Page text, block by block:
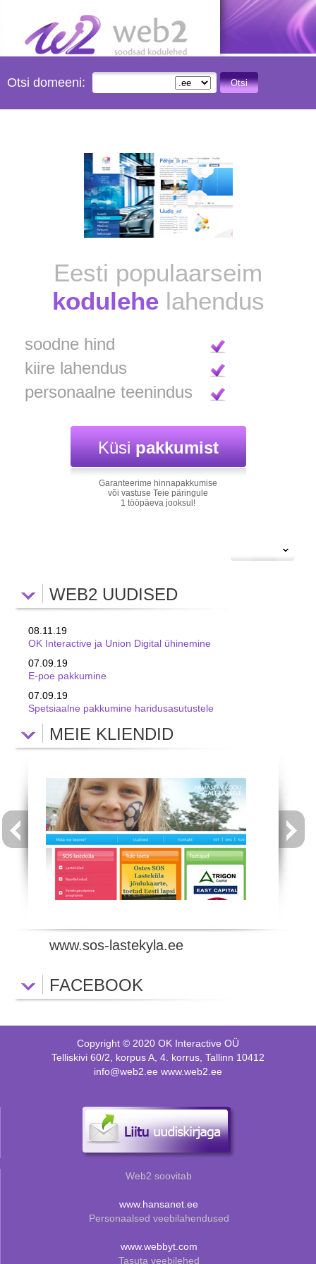
Otsi domeeni: Otsi
Eesti populaarseim
kodulehe lahendus
soodne hind
kiire lahendus
personaalne teenindus
Küsipakkumist
Garanteerime hinnapakkumise
või vastuse Teie päringule
1 tööpäeva jooksul!
WEB2 UUDISED
08.11.19
OK Interactive ja Union Digital ühinemine
07.09.19
E-poe pakkumine
07.09.19
Spetsiaalne pakkumine haridusasutustele
MEIE KLIENDID
www.sos-lastekyla.ee
FACEBOOK
Copyright © 2020 OK Interactive OÜ
Telliskivi 60/2, korpus A, 4. korrus, Tallinn 10412
info@web2.ee www.web2.ee
Web2 soovitab
www.hansanet.ee
Personaalsed veebilahendused
www.webbyt.com
Tasuta veebilehed